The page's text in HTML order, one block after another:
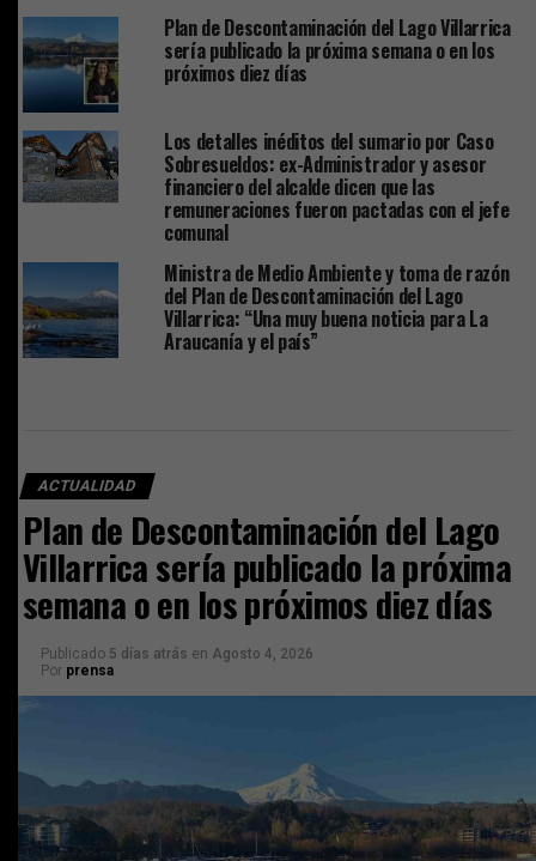
Plan de Descontaminación del Lago Villarrica
sería publicado la próxima semana o en los
próximos diez días
Los detalles inéditos del sumario por Caso
Sobresueldos: ex-Administrador y asesor
financiero del alcalde dicen que las
remuneraciones fueron pactadas con el jefe
comunal
Ministra de Medio Ambiente y toma de razón
del Plan de Descontaminación del Lago
Villarrica: “Una muy buena noticia para La
Araucanía y el país”
ACTUALIDAD
Plan de Descontaminación del Lago
Villarrica sería publicado la próxima
semana o en los próximos diez días
Publicado 5 días atrás en Agosto 4, 2026
Por prensa